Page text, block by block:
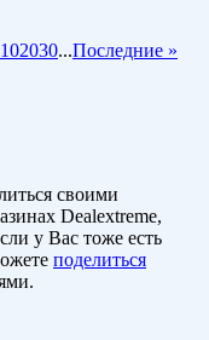
102030...Последние »
своими
Dealextreme,
у Вас тоже есть
поделиться